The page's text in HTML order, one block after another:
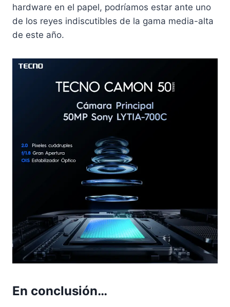
hardware en el papel, podríamos estar ante uno
de los reyes indiscutibles de la gama media-alta
de este año.
En conclusión…